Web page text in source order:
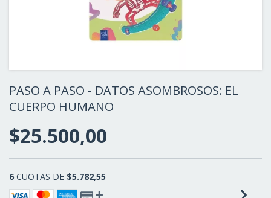
PASO A PASO - DATOS ASOMBROSOS: EL
CUERPO HUMANO
$25.500,00
6 CUOTAS DE $5.782,55